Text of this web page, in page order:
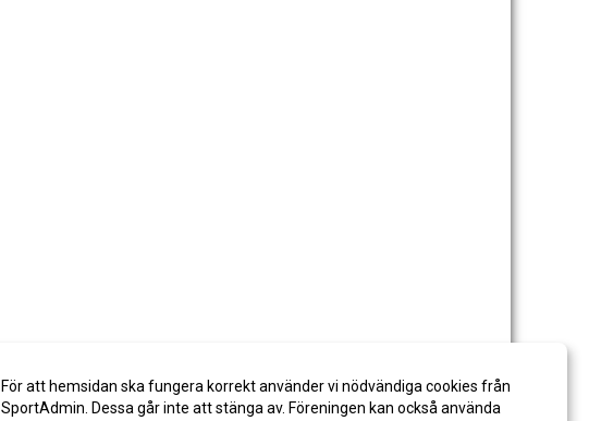
För att hemsidan ska fungera korrekt använder vi nödvändiga cookies från
SportAdmin. Dessa går inte att stänga av. Föreningen kan också använda